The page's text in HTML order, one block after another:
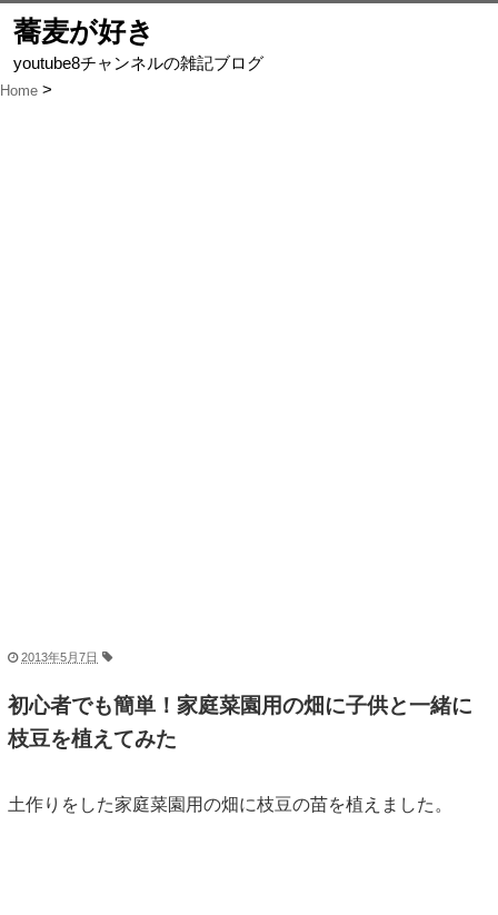
蕎麦が好き
youtube8チャンネルの雑記ブログ
Home
2013年5月7日
初心者でも簡単！家庭菜園用の畑に子供と一緒に
枝豆を植えてみた
土作りをした家庭菜園用の畑に枝豆の苗を植えました。